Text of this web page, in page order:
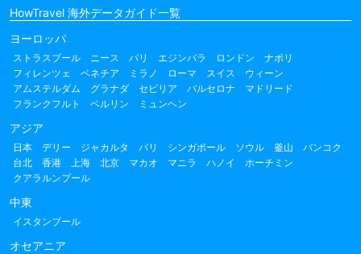
HowTravel 海外データガイド一覧
ヨーロッパ
ストラスブール ニース パリ エジンバラ ロンドン
ナポリ
フィレンツェ
ベネチア ミラノ ローマ スイス
ウィーン
アムステルダム
グラナダ セビリア バルセロナ
マドリード
フランクフルト
ベルリン ミュンヘン
アジア
日本 デリー ジャカルタ バリ シンガポール ソウル 釜山
バンコク
台北
香港 上海 北京 マカオ マニラ ハノイ
ホーチミン
クアラルンプール
中東
イスタンブール
オセアニア